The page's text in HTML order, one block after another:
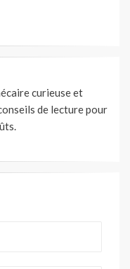
curieuse et
de lecture pour